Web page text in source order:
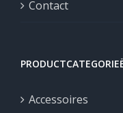
Contact
Accessoires